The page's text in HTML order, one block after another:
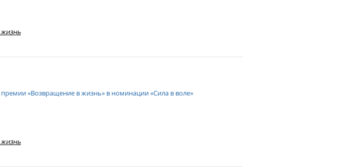
«Возвращение в жизнь» в номинации «Сила в воле»